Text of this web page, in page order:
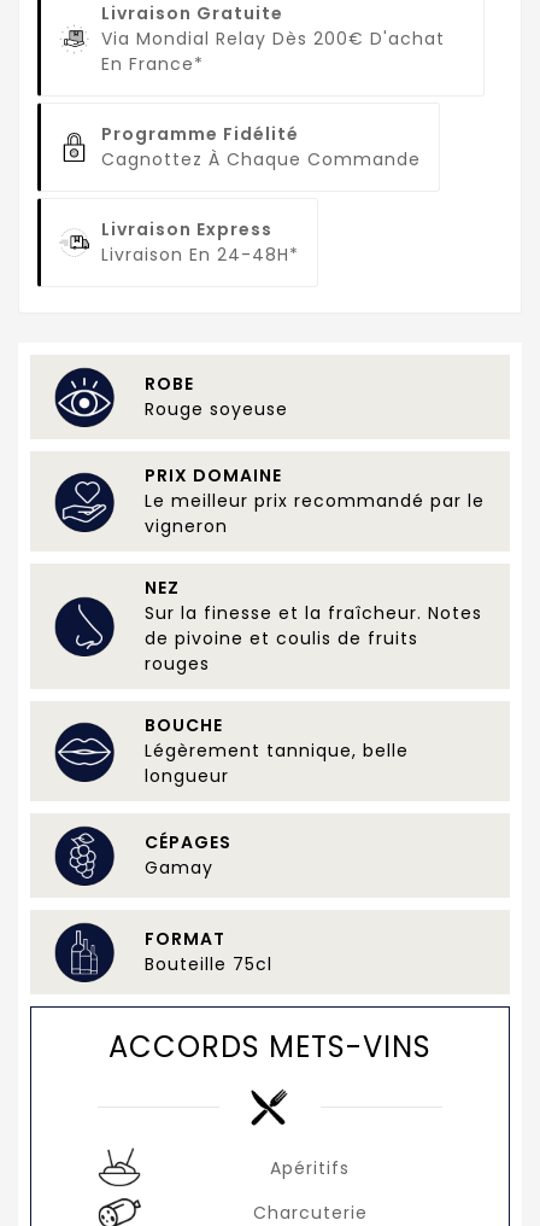
Livraison Gratuite
Via Mondial Relay Dès 200€ D'achat
En France*
Programme Fidélité
Cagnottez À Chaque Commande
Livraison Express
Livraison En 24-48H*
ROBE
Rouge soyeuse
PRIX DOMAINE
Le meilleur prix recommandé par le
vigneron
NEZ
Sur la finesse et la fraîcheur. Notes
de pivoine et coulis de fruits
rouges
BOUCHE
Légèrement tannique, belle
longueur
CÉPAGES
Gamay
FORMAT
Bouteille 75cl
ACCORDS METS-VINS
Apéritifs
Charcuterie